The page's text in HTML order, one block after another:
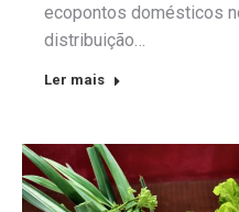
ecopontos domésticos
distribuição…
Ler mais